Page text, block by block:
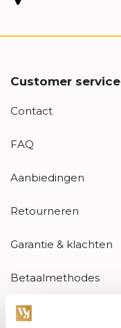
Customer service
Contact
FAQ
Aanbiedingen
Retourneren
Garantie & klachten
Betaalmethodes
Sitemap